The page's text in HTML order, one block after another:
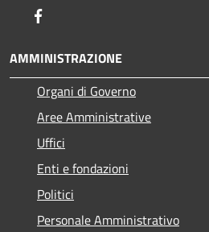
AMMINISTRAZIONE
Organi di Governo
Aree Amministrative
Uffici
Enti e fondazioni
Politici
Personale Amministrativo